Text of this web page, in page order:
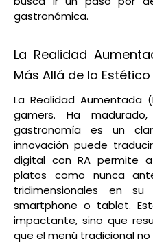
gastronómica.
La Realidad
Más Allá de lo Estético
La Realidad Aumentada
gamers. Ha
gastronomía es un
innovación puede
digital con RA permite
platos como nunca
tridimensionales en
smartphone o tablet.
impactante, sino que
que el menú tradicional no